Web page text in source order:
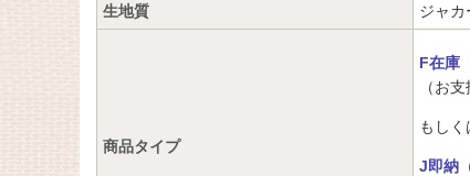
生地質 ジャカ
商品タイプ
F在庫
（お
もしく
J即納